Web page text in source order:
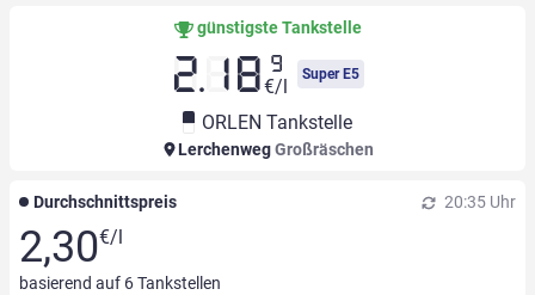
günstigste Tankstelle
2.18 9
€/l
Super E5
ORLEN Tankstelle
LerchenwegGroßräschen
Durchschnittspreis 20:35 Uhr
2,30€/l
basierend auf 6Tankstellen